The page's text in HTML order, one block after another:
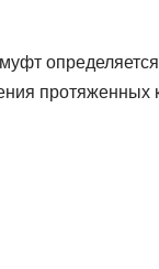
протяженных